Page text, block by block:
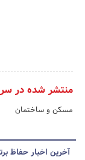
منتشر شده در
مسکن و ساختمان
آخرین اخبار حفاظ